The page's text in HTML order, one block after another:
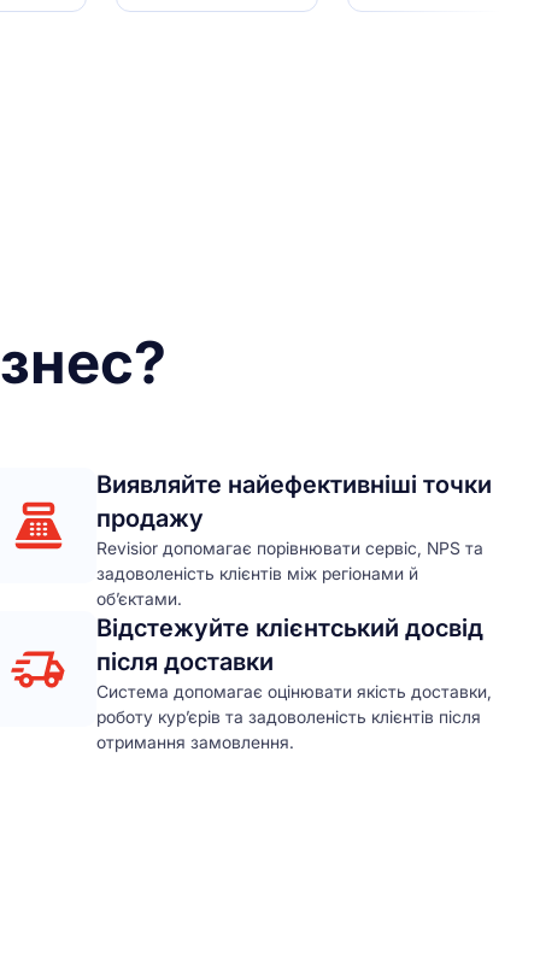
Виявляйте найефективніші точки
продажу
Revisior допомагає порівнювати сервіс, NPS та
задоволеність клієнтів між регіонами й
об’єктами.
Відстежуйте клієнтський досвід
після доставки
Система допомагає оцінювати якість доставки,
роботу кур’єрів та задоволеність клієнтів після
отримання замовлення.